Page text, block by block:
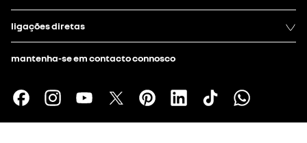
ligações diretas
mantenha-se em contacto connosco